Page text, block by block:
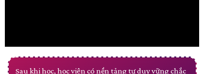
Sau khi học, học viên có nền tảng tư duy vững chắc